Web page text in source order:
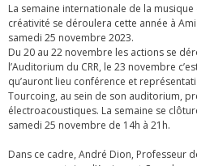
La semaine internationale de la
créativité se déroulera cette année à
samedi 25 novembre 2023.
Du 20 au 22 novembre les actions se
l’Auditorium du CRR, le 23 novembre
qu’auront lieu conférence et
Tourcoing, au sein de son auditorium,
électroacoustiques. La semaine se
samedi 25 novembre de 14h à 21h.
Dans ce cadre, André Dion, Professeur